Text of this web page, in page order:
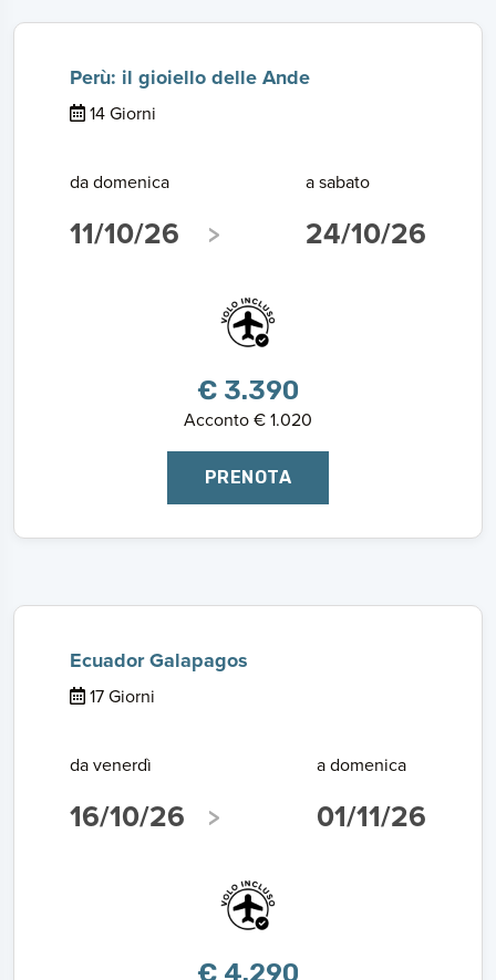
Perù: il gioiello delle Ande
14 Giorni
da domenica
11/10/26
a sabato
24/10/26
€ 3.390
Acconto € 1.020
PRENOTA
Ecuador Galapagos
17 Giorni
da venerdì
16/10/26
a domenica
01/11/26
€ 4.290